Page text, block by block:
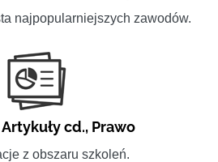
najpopularniejszych zawodów.
Artykuły cd., Prawo
z obszaru szkoleń.